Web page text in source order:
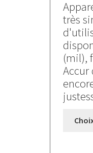
très
(mil),